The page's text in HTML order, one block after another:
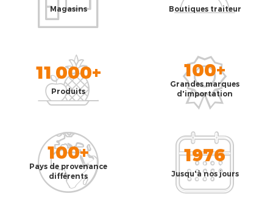
Magasins Boutiques traiteur
11 000+
Produits
100+
Grandes marques
d'importation
100+
Pays de provenance
différents
1976
Jusqu'à nos jours